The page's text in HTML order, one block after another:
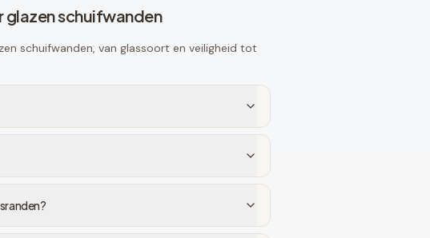
glazen schuifwanden
schuifwanden, van glassoort en veiligheid tot